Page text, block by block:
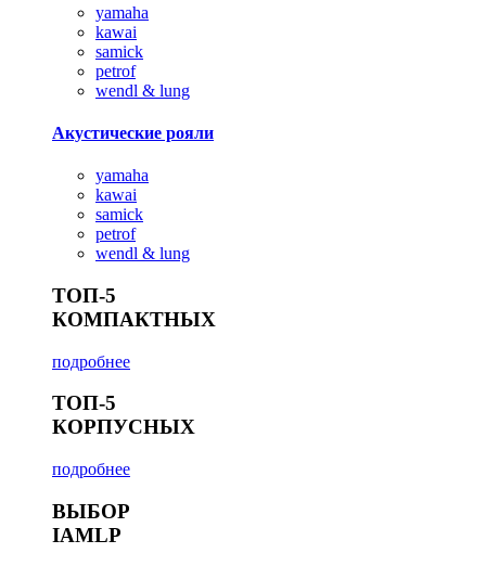
yamaha
kawai
samick
petrof
wendl & lung
Акустические рояли
yamaha
kawai
samick
petrof
wendl & lung
ТОП-5
КОМПАКТНЫХ
подробнее
ТОП-5
КОРПУСНЫХ
подробнее
ВЫБОР
IAMLP